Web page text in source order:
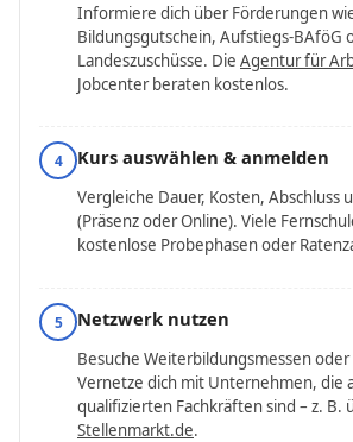
Informiere dich über Förderungen
Bildungsgutschein, Aufstiegs-BAföG
Landeszuschüsse. Die Agentur für
Jobcenter beraten kostenlos.
4 Kurs auswählen & anmelden
Vergleiche Dauer, Kosten, Abschluss
(Präsenz oder Online). Viele
kostenlose Probephasen oder
5 Netzwerk nutzen
Besuche Weiterbildungs­messen
Vernetze dich mit Unternehmen, die
qualifizierten Fachkräften sind – z. B.
Stellenmarkt.de.